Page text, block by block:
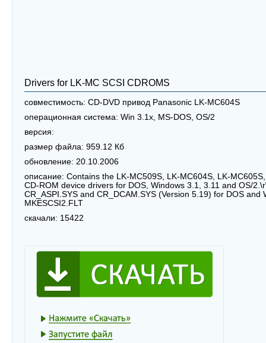
Drivers for LK-MC SCSI CDROMS
совместимость: CD-DVD привод Panasonic LK-MC604S
операционная система: Win 3.1x, MS-DOS, OS/2
версия:
размер файла: 959.12 Кб
обновление: 20.10.2006
описание: Contains the LK-MC509S, LK-MC604S, LK-
CD-ROM device drivers for DOS, Windows 3.1, 3.11 and OS/
CR_ASPI.SYS and CR_DCAM.SYS (Version 5.19) for DOS and
MKESCSI2.FLT
скачали: 15422